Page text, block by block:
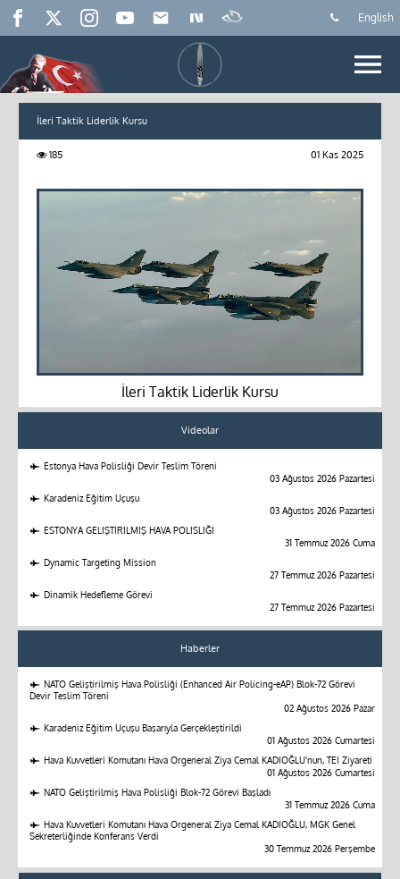
English
İleri Taktik Liderlik Kursu
185 01 Kas 2025
İleri Taktik Liderlik Kursu
Videolar
Estonya Hava Polisliği Devir Teslim Töreni
03 Ağustos 2026 Pazartesi
Karadeniz Eğitim Uçuşu
03 Ağustos 2026 Pazartesi
ESTONYA GELİŞTİRİLMİŞ HAVA POLİSLİĞİ
31 Temmuz 2026 Cuma
Dynamic Targeting Mission
27 Temmuz 2026 Pazartesi
Dinamik Hedefleme Görevi
27 Temmuz 2026 Pazartesi
Haberler
NATO Geliştirilmiş Hava Polisliği (Enhanced Air Policing-eAP) Blok-72 Görevi
Devir Teslim Töreni
02 Ağustos 2026 Pazar
Karadeniz Eğitim Uçuşu Başarıyla Gerçekleştirildi
01 Ağustos 2026 Cumartesi
Hava Kuvvetleri Komutanı Hava Orgeneral Ziya Cemal KADIOĞLU'nun, TEI Ziyareti
01 Ağustos 2026 Cumartesi
NATO Geliştirilmiş Hava Polisliği Blok-72 Görevi Başladı
31 Temmuz 2026 Cuma
Hava Kuvvetleri Komutanı Hava Orgeneral Ziya Cemal KADIOĞLU, MGK Genel
Sekreterliğinde Konferans Verdi
30 Temmuz 2026 Perşembe